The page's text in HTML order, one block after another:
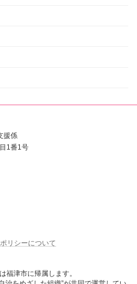
援係
1番1号
リシーについて
福津市に帰属します。